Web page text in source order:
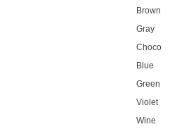
Brown
Gray
Choco
Blue
Green
Violet
Wine